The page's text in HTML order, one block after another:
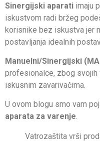
Sinergijski aparati imaju
iskustvom radi bržeg
korisnike bez iskustva jer
postavljanja idealnih
Manuelni/Sinergijski
profesionalce, zbog
iskusnim zavarivačima.
U ovom blogu smo vam
aparata za varenje.
Vatrozaštita vrši